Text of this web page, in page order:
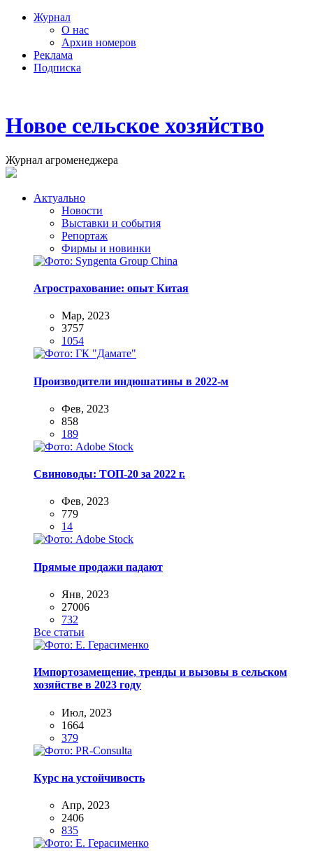
Журнал
О нас
Архив номеров
Реклама
Подписка
Новое сельское хозяйство
Журнал агроменеджера
Актуально
Новости
Выставки и события
Репортаж
Фирмы и новинки
Агрострахование: опыт Китая
Мар, 2023
3757
1054
Производители индюшатины в 2022-м
Фев, 2023
858
189
Свиноводы: ТОП-20 за 2022 г.
Фев, 2023
779
14
Прямые продажи падают
Янв, 2023
27006
732
Все статьи
Импортозамещение, тренды и вызовы в сельском
хозяйстве в 2023 году
Июл, 2023
1664
379
Курс на устойчивость
Апр, 2023
2406
835